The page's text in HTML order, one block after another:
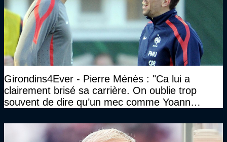
Girondins4Ever - Pierre Ménès : "Ca lui a
clairement brisé sa carrière. On oublie trop
souvent de dire qu’un mec comme Yoann